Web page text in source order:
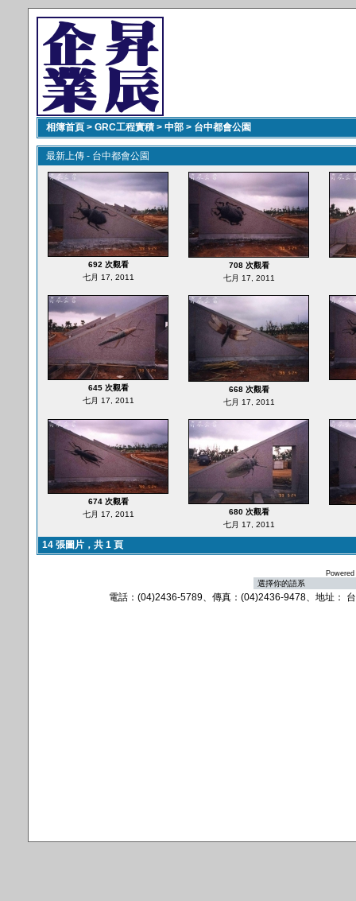
相簿首頁 > GRC工程實積 > 中部 > 台中都會公園
最新上傳 - 台中都會公園
692 次觀看
七月 17, 2011
708 次觀看
七月 17, 2011
645 次觀看
七月 17, 2011
668 次觀看
七月 17, 2011
674 次觀看
七月 17, 2011
680 次觀看
七月 17, 2011
14 張圖片，共 1 頁
電話：(04)2436-5789、傳真：(04)2436-9478、地址：